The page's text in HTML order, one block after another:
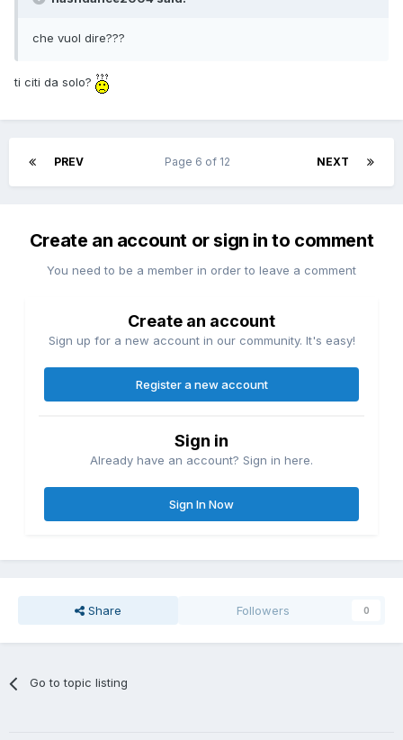
che vuol dire???
ti citi da solo?
PREV NEXT
Page 6 of 12
Create an account or sign in to comment
You need to be a member in order to leave a comment
Create an account
Sign up for a new account in our community. It's easy!
Register a new account
Sign in
Already have an account? Sign in here.
Sign In Now
Share Followers 0
Go to topic listing